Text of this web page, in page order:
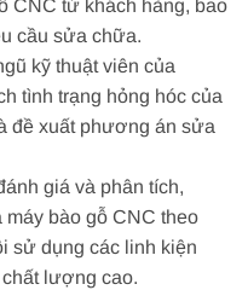
CNC từ khách hàng, bao
cầu sửa chữa.
kỹ thuật viên của
tình trạng hỏng hóc của
đề xuất phương án sửa
giá và phân tích,
bào gỗ CNC theo
sử dụng các linh kiện
lượng cao.